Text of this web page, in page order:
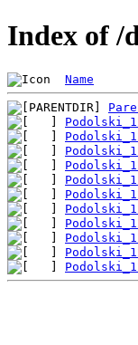
Index of /
Name